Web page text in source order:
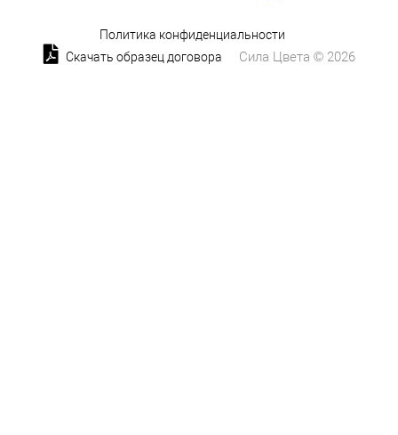
Политика конфиденциальности
Скачать образец договора
Сила Цвета © 2026